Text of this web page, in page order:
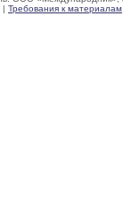
| Требования к материалам